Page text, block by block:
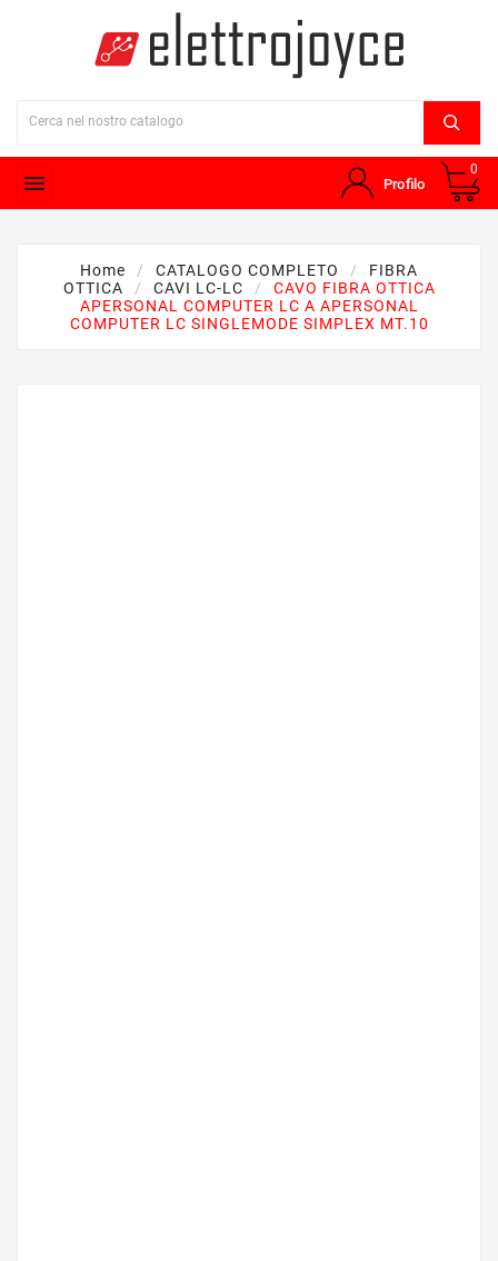
 Profilo
0
Home CATALOGO COMPLETO
FIBRA
OTTICA
CAVI LC-LC
CAVO FIBRA OTTICA
APERSONAL COMPUTER LC A APERSONAL
COMPUTER LC SINGLEMODE SIMPLEX MT.10